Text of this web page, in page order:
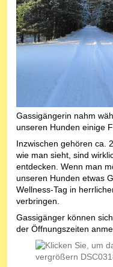
Gassigängerin nahm
unseren Hunden einige
Inzwischen gehören ca.
wie man sieht, sind
entdecken. Wenn man
unseren Hunden etwas
Wellness-Tag in
verbringen.
Gassigänger können
der Öffnungszeiten